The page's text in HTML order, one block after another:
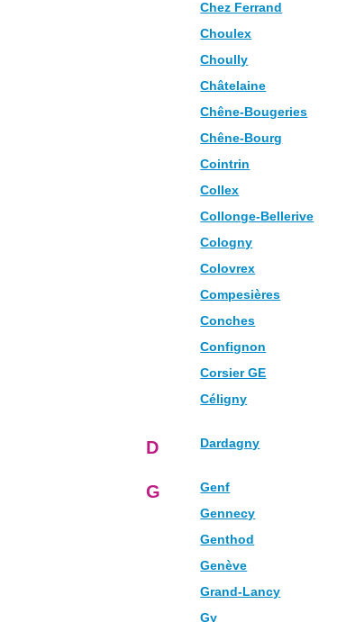
Chez Ferrand
Choulex
Choully
Châtelaine
Chêne-Bougeries
Chêne-Bourg
Cointrin
Collex
Collonge-Bellerive
Cologny
Colovrex
Compesières
Conches
Confignon
Corsier GE
Céligny
D Dardagny
G
Genf
Gennecy
Genthod
Genève
Grand-Lancy
Gy